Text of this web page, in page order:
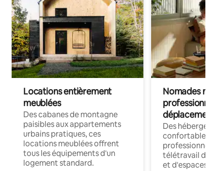
Locations entièrement
meublées
Des cabanes de montagne
paisibles aux appartements
urbains pratiques, ces
locations meublées offrent
tous les équipements d'un
logement standard.
Nomades
déplacement
Des
confortables
professionnels
télétravail
et d'espaces